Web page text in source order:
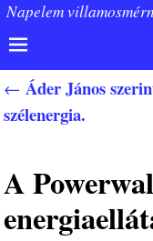
Napelem
Bejegyzés navigáció
← Áder János
szélenergia.
A